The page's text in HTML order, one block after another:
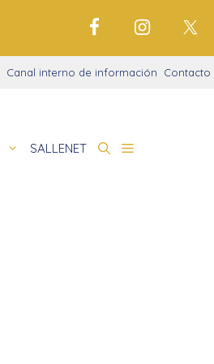
Canal interno de información Contacto
SALLENET